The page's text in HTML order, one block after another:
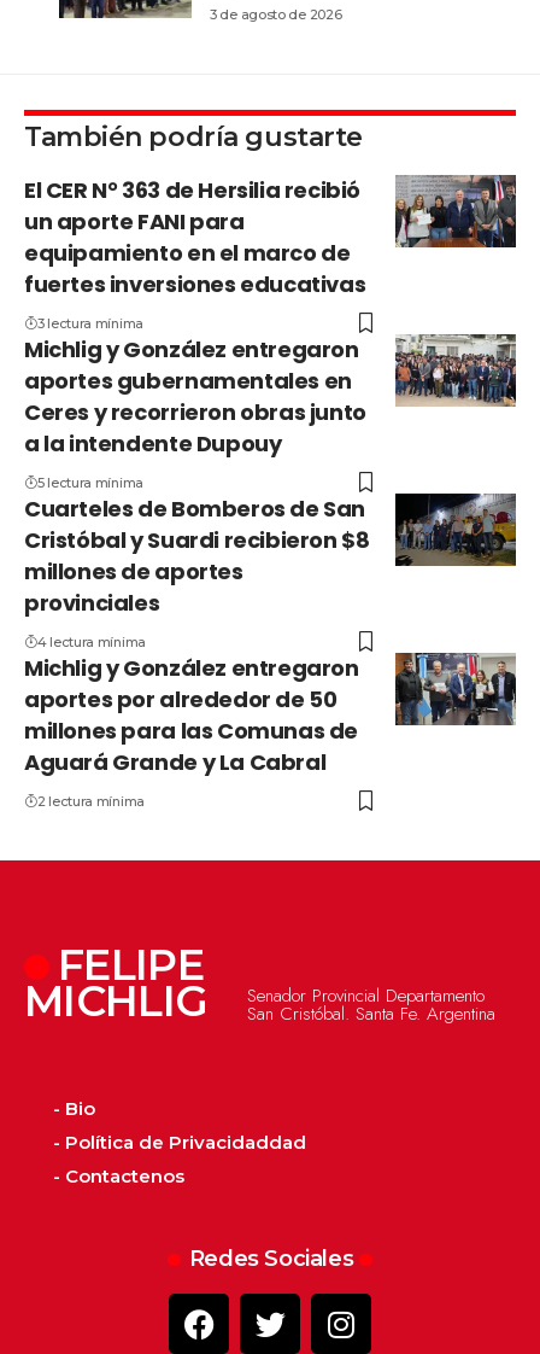
3 de agosto de 2026
También podría gustarte
El CER N° 363 de Hersilia recibió
un aporte FANI para
equipamiento en el marco de
fuertes inversiones educativas
3 lectura mínima
Michlig y González entregaron
aportes gubernamentales en
Ceres y recorrieron obras junto
a la intendente Dupouy
5 lectura mínima
Cuarteles de Bomberos de San
Cristóbal y Suardi recibieron $8
millones de aportes
provinciales
4 lectura mínima
Michlig y González entregaron
aportes por alrededor de 50
millones para las Comunas de
Aguará Grande y La Cabral
2 lectura mínima
FELIPE
MICHLIG Senador Provincial Departamento
San Cristóbal. Santa Fe. Argentina
- Bio
- Política de Privacidaddad
- Contactenos
Redes Sociales